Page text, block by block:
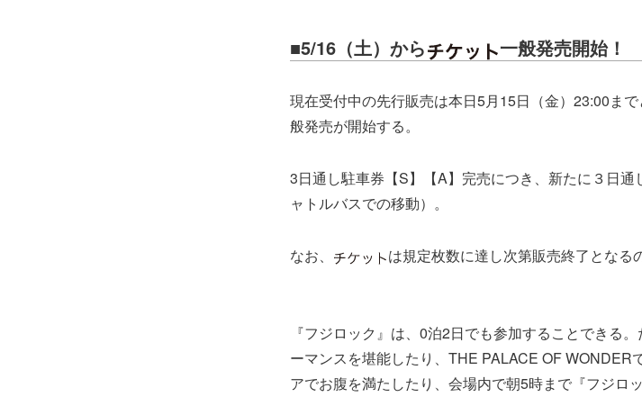
■5/16（土）から 一般発売開始！
現在受付中の先行販売は本日5月15日（金）23:00ま
般発売が開始する。
3日通し駐車券【S】【A】完売につき、新たに３日
ャトルバスでの移動）。
なお、 は規定枚数に達し次第販売終了となる
『フジロック』は、0泊2日でも参加することできる
ーマンスを堪能したり、THE PALACE OF WONDER
アでお腹を満たしたり、会場内で朝5時まで『フジロ